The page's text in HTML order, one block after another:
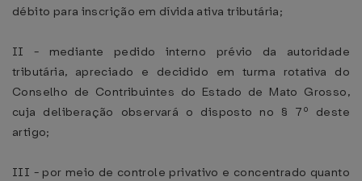
débito para inscrição em dívida ativa tributária;
II - mediante pedido interno prévio da autoridade
tributária, apreciado e decidido em turma rotativa do
Conselho de Contribuintes do Estado de Mato Grosso,
cuja deliberação observará o disposto no § 7º deste
artigo;
III - por meio de controle privativo e concentrado quanto